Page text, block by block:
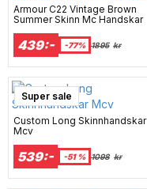
Armour C22 Vintage Brown
Summer Skinn Mc Handskar
439:- -77% 1895 kr
Super sale
Custom Long Skinnhandskar
Mcv
539:- -51 % 1098 kr